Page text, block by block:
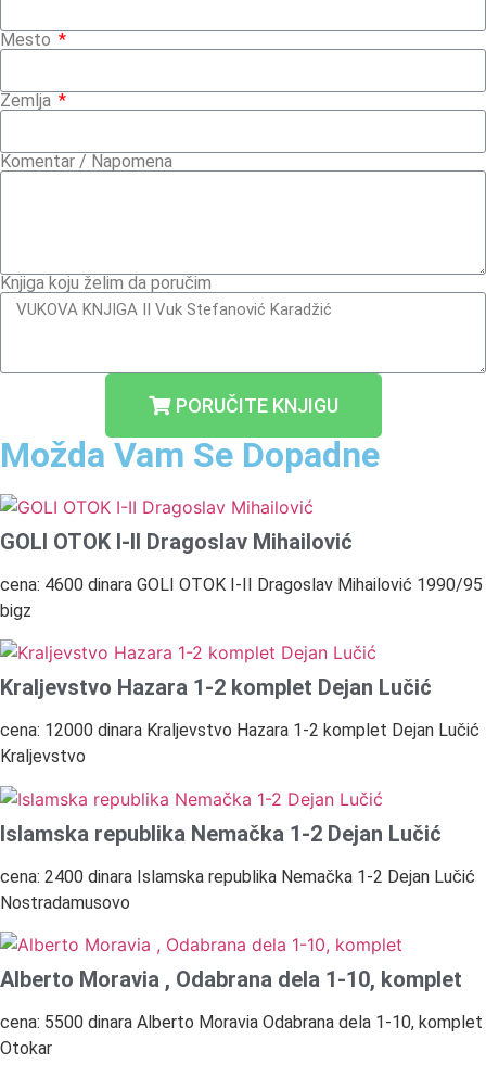
Mesto
Zemlja
Komentar / Napomena
Knjiga koju želim da poručim
PORUČITE KNJIGU
Možda Vam Se Dopadne
GOLI OTOK I-II Dragoslav Mihailović
cena: 4600 dinara GOLI OTOK I-II Dragoslav Mihailović 1990/95
bigz
Kraljevstvo Hazara 1-2 komplet Dejan Lučić
cena: 12000 dinara Kraljevstvo Hazara 1-2 komplet Dejan Lučić
Kraljevstvo
Islamska republika Nemačka 1-2 Dejan Lučić
cena: 2400 dinara Islamska republika Nemačka 1-2 Dejan Lučić
Nostradamusovo
Alberto Moravia , Odabrana dela 1-10, komplet
cena: 5500 dinara Alberto Moravia Odabrana dela 1-10, komplet
Otokar